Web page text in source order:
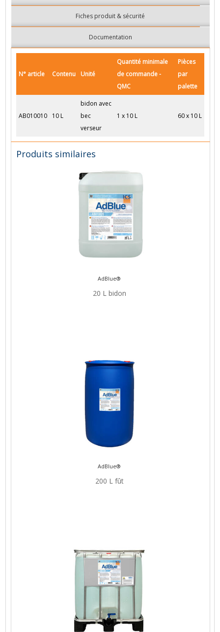
Fiches produit & sécurité
Documentation
N° article Contenu Unité
Quantité minimale
de commande -
QMC
Pièces
par
palette
AB010010 10 L
bidon avec
bec
verseur
1 x 10 L 60 x 10 L
Produits similaires
AdBlue®
20 L bidon
AdBlue®
200 L fût